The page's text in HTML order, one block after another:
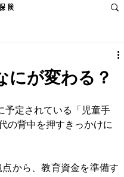
険
にが変わる？
予定されている「児童手
の背中を押すきっかけに
から、教育資金を準備す